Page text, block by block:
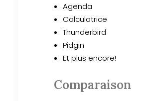
Agenda
Calculatrice
Thunderbird
Pidgin
Et plus encore!
Comparaison